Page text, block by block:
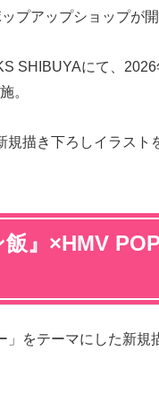
プアップショップが
SHIBUYAにて、
。
規描き下ろしイラスト
』×HMV
をテーマにした新規